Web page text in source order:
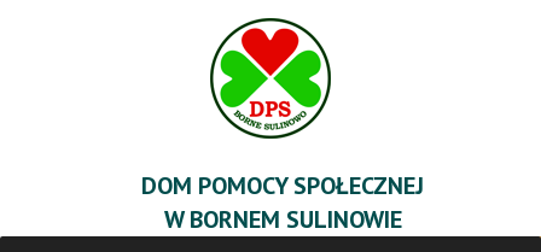
DOM POMOCY SPOŁECZNEJ
W BORNEM SULINOWIE